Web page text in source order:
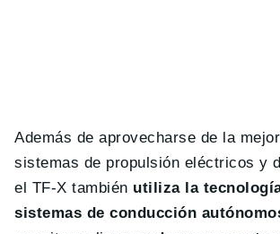
Además de aprovecharse de la
sistemas de propulsión eléctricos y
el TF-X también utiliza la
sistemas de conducción